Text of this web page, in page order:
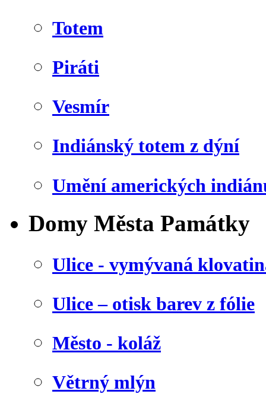
Totem
Piráti
Vesmír
Indiánský totem z dýní
Umění amerických
Domy Města Památky
Ulice - vymývaná
Ulice – otisk barev z fólie
Město - koláž
Větrný mlýn